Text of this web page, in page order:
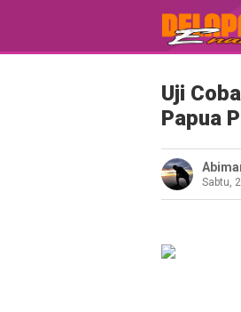
Uji
Papua
Sabtu,